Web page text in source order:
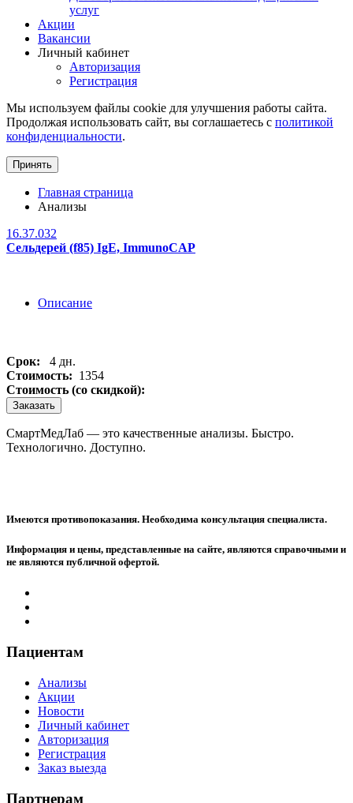
услуг
Акции
Вакансии
Личный кабинет
Авторизация
Регистрация
Мы используем файлы cookie для улучшения работы сайта.
Продолжая использовать сайт, вы соглашаетесь с политикой
конфиденциальности.
Принять
Главная страница
Анализы
16.37.032
Сельдерей (f85) IgE, ImmunoCAP
Описание
Срок:
4 дн.
Стоимость: 1354
Стоимость (со скидкой):
Заказать
СмартМедЛаб — это качественные анализы. Быстро.
Технологично. Доступно.
Имеются противопоказания. Необходима консультация специалиста.
Информация и цены, представленные на сайте, являются справочными и
не являются публичной офертой.
Пациентам
Анализы
Акции
Новости
Личный кабинет
Авторизация
Регистрация
Заказ выезда
Партнерам